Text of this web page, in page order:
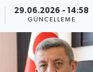
29.06.2026 - 14:58
GÜNCELLEME